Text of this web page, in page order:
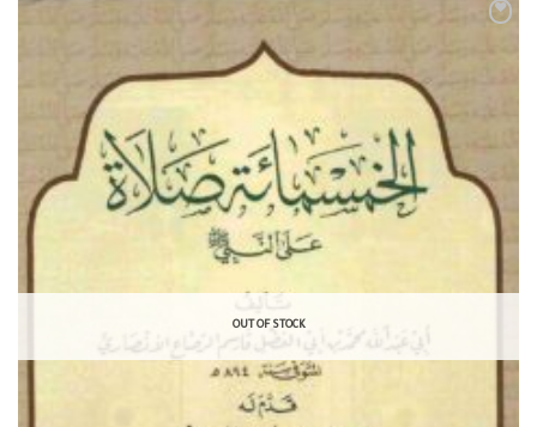
OUT OF STOCK